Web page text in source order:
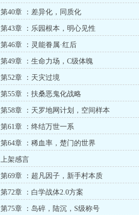
第40章 ：差异化，同质化
第43章 ：乐园根本，明心见性
第46章 ：灵能眷属·红后
第49章 ：生命力场，C级体魄
第52章 ：天灾过境
第55章 ：扶桑恶鬼化战略
第58章 ：天罗地网计划，空间样本
第61章 ：终结万世一系
第64章 ：稀血率，楚门的世界
上架感言
第69章 ：超凡因子，新手村本质
第72章 ：白学战体2.0方案
第75章 ：岛碎，陆沉，S级称号